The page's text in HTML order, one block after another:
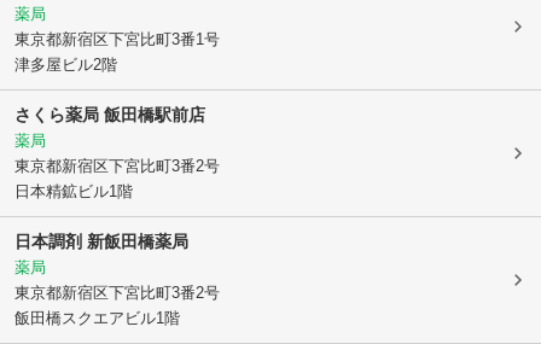
薬局
東京都新宿区下宮比町3番1号
津多屋ビル2階
さくら薬局 飯田橋駅前店
薬局
東京都新宿区下宮比町3番2号
日本精鉱ビル1階
日本調剤 新飯田橋薬局
薬局
東京都新宿区下宮比町3番2号
飯田橋スクエアビル1階